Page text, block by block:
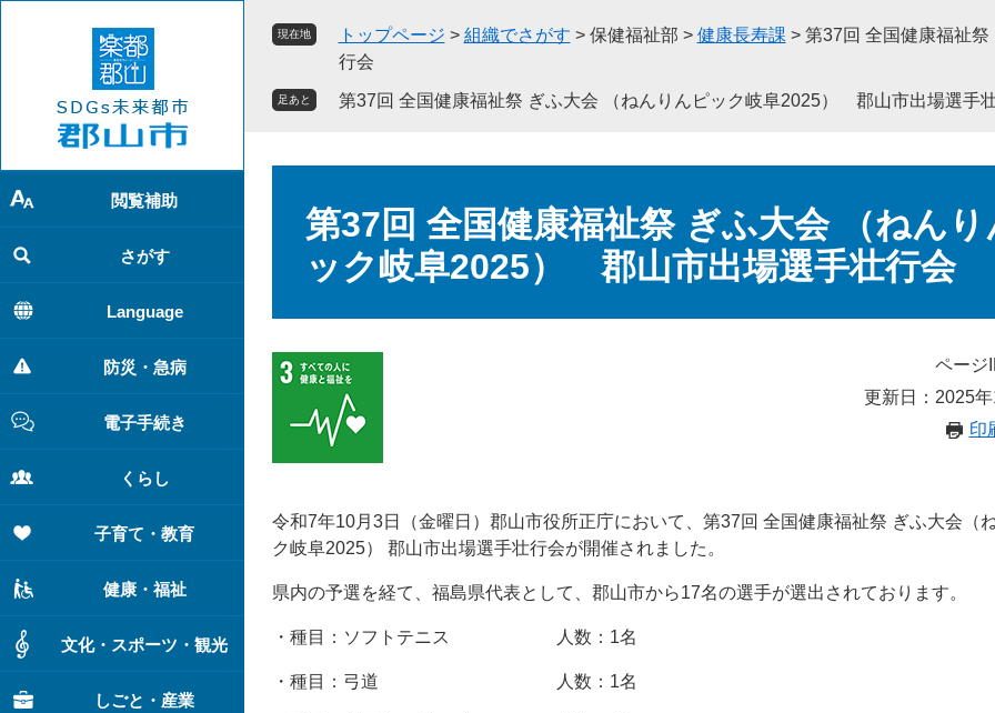
で
す
。
ば
し
て
本
文
へ
閲覧補助
さがす
Language
防災・急病
電子手続き
くらし
子育て・教育
健康・福祉
文化・スポーツ・観光
しごと・産業
現在地 トップページ > 組織でさがす > 保健福祉部 > 健康長寿課 > 第37回 全国健康福祉
行会
足あと 第37回 全国健康福祉祭 ぎふ大会 （ねんりんピック岐阜2025） 郡山市出場選手
第37回 全国健康福祉祭 ぎふ大会 （ねんり
ック岐阜2025） 郡山市出場選手壮行会
ページ
更新日：2025
印
令和7年10月3日（金曜日）郡山市役所正庁において、第37回 全国健康福祉祭 ぎふ大会（
ク岐阜2025） 郡山市出場選手壮行会が開催されました。
県内の予選を経て、福島県代表として、郡山市から17名の選手が選出されております。
・種目：ソフトテニス 人数：1名
・種目：弓道 人数：1名